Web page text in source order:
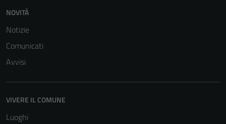
NOVITÀ
Notizie
Comunicati
Avvisi
VIVERE IL COMUNE
Luoghi